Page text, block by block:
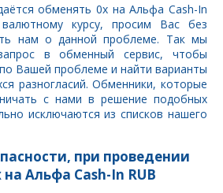
обменять 0x на Альфа Cash-In
курсу, просим Вас без
нам о данной проблеме. Так мы
в обменный сервис, чтобы
Вашей проблеме и найти варианты
разногласий. Обменники, которые
с нами в решение подобных
исключаются из списков нашего
при проведении
Альфа Cash-In RUB